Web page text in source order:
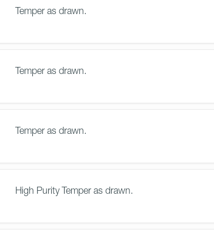
Temper as drawn.
Temper as drawn.
Temper as drawn.
High Purity Temper as drawn.